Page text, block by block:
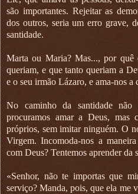
são importantes. Rejeitar as
dos outros, seria um erro grave,
santidade.
Marta ou Maria? Mas..., por quê
queriam, e que tanto queriam a
e o seu irmão Lázaro, e ama-nos a
No caminho da santidade não
procuramos amar a Deus, mas
próprios, sem imitar ninguém. O
Virgem. Incomoda-nos a
com Deus? Tentemos aprender da
«Senhor, não te importas que
serviço? Manda, pois, que ela me